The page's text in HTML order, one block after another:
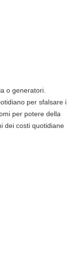
o generatori.
per sfalsare i
per potere della
dei costi quotidiane